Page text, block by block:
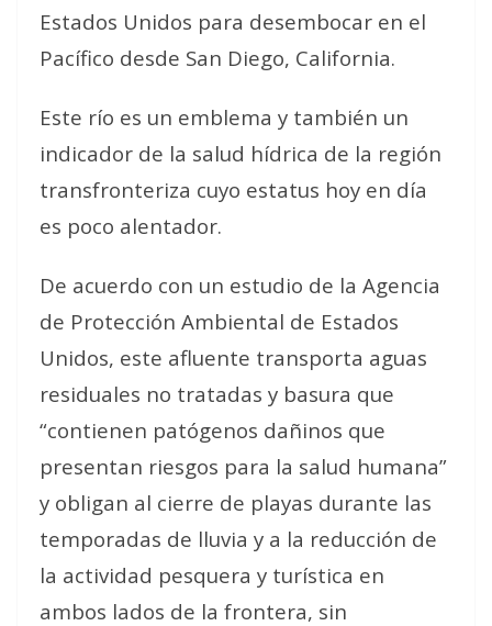
Estados Unidos para desembocar en el
Pacífico desde San Diego, California.
Este río es un emblema y también un
indicador de la salud hídrica de la región
transfronteriza cuyo estatus hoy en día
es poco alentador.
De acuerdo con un estudio de la Agencia
de Protección Ambiental de Estados
Unidos, este afluente transporta aguas
residuales no tratadas y basura que
“contienen patógenos dañinos que
presentan riesgos para la salud humana”
y obligan al cierre de playas durante las
temporadas de lluvia y a la reducción de
la actividad pesquera y turística en
ambos lados de la frontera, sin